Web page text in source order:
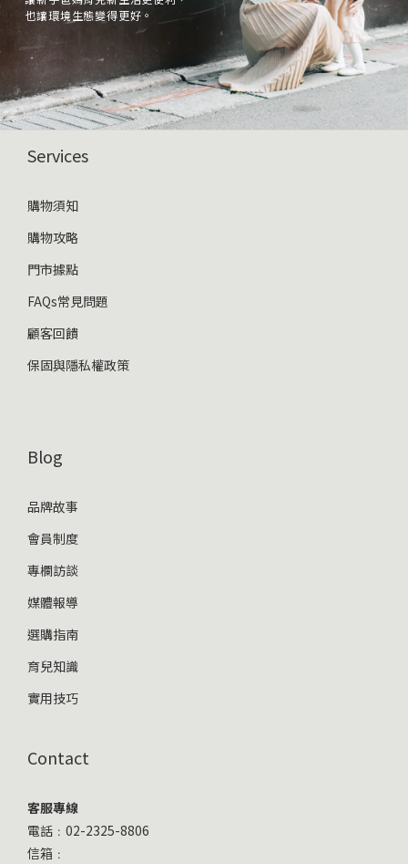
也讓環境生態變得更好。
Services
購物須知
購物攻略
門市據點
FAQs常見問題
顧客回饋
保固與隱私權政策
Blog
品牌故事
會員制度
專欄訪談
媒體報導
選購指南
育兒知識
實用技巧
Contact
客服專線
電話﹕02-2325-8806
信箱﹕